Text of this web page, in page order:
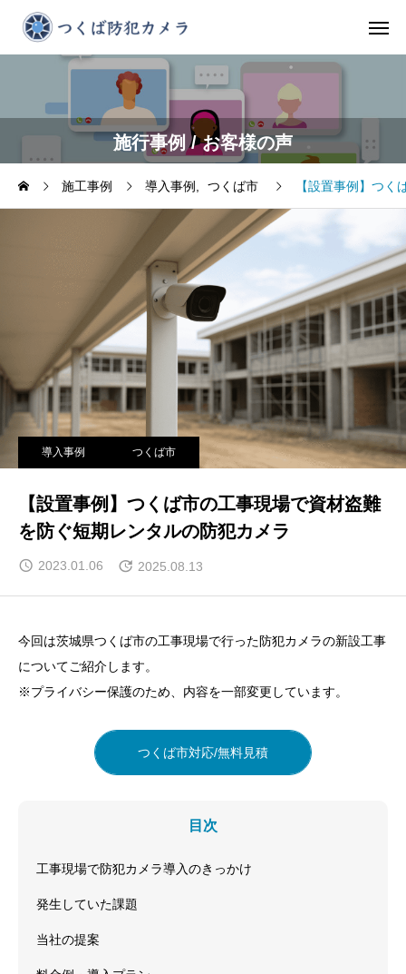
施行事例 / お客様の声
施工事例 導入事例 つくば市 【設置事例】つ
導入事例 つくば市
【設置事例】つくば市の工事現場で資材盗難
を防ぐ短期レンタルの防犯カメラ
2023.01.06 2025.08.13
今回は茨城県つくば市の工事現場で行った防犯カメラの新設工事
についてご紹介します。
※プライバシー保護のため、内容を一部変更しています。
つくば市対応/無料見積
目次
工事現場で防犯カメラ導入のきっかけ
発生していた課題
当社の提案